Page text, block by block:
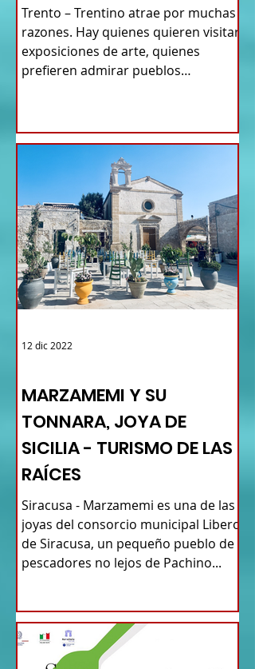
Trento – Trentino atrae por muchas
razones. Hay quienes quieren visitar
exposiciones de arte, quienes
prefieren admirar pueblos
MARZAMEMI Y SU
TONNARA, JOYA DE
SICILIA - TURISMO DE LAS
RAÍCES
Siracusa - Marzamemi es una de las
joyas del consorcio municipal Libero
de Siracusa, un pequeño pueblo de
pescadores no lejos de Pachino...
12 dic 2022